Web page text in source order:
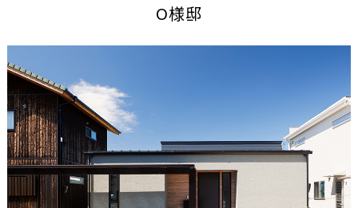
O様邸